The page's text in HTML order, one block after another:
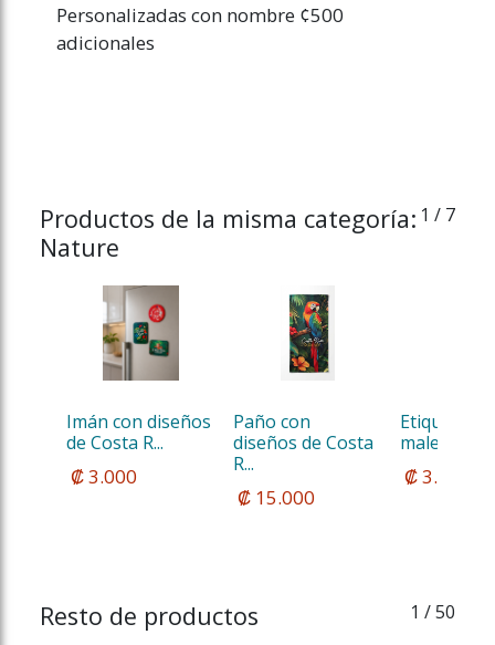
Personalizadas con nombre ¢500
adicionales
Productos de la misma categoría:
Nature
1 / 7
Imán con diseños
de Costa R...
₡ 3.000
Paño con
diseños de Costa
R...
₡ 15.000
Etiqueta
maleta con
₡ 3.500
Resto de productos 1 / 50